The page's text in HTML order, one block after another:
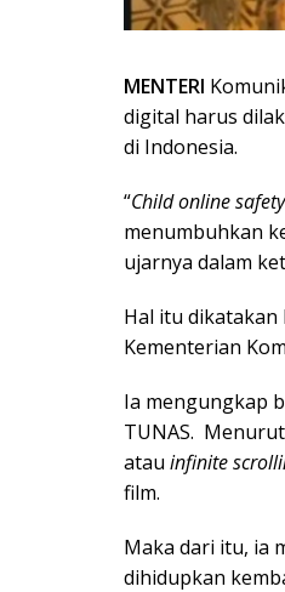
MENTERI
digital harus
di Indonesia.
“Child online safety
menumbuhkan
ujarnya dalam
Hal itu dikatakan
Kementerian
Ia mengungkap
TUNAS.
atau infinite
film.
Maka dari itu, ia
dihidupkan